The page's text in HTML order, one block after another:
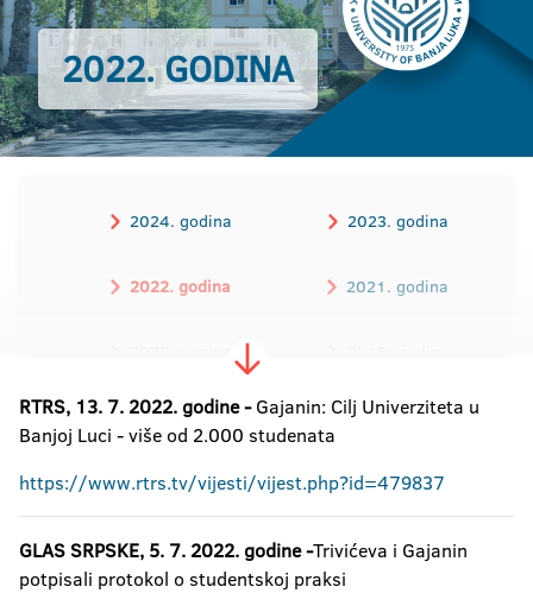
2022. GODINA
2024. godina 2023. godina
2022. godina 2021. godina
2018. godina 2017. godina
RTRS, 13. 7. 2022. godine -Gajanin: Cilj Univerziteta u
Banjoj Luci - više od 2.000 studenata
https://www.rtrs.tv/vijesti/vijest.php?id=479837
GLAS SRPSKE, 5. 7. 2022. godine -Trivićeva i Gajanin
potpisali protokol o studentskoj praksi